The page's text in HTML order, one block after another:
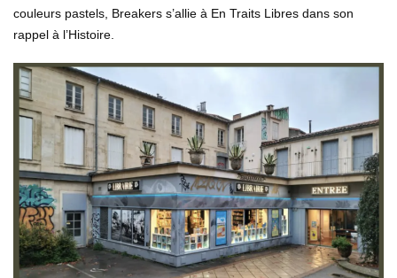
couleurs pastels, Breakers s’allie à En Traits Libres dans son
rappel à l’Histoire.